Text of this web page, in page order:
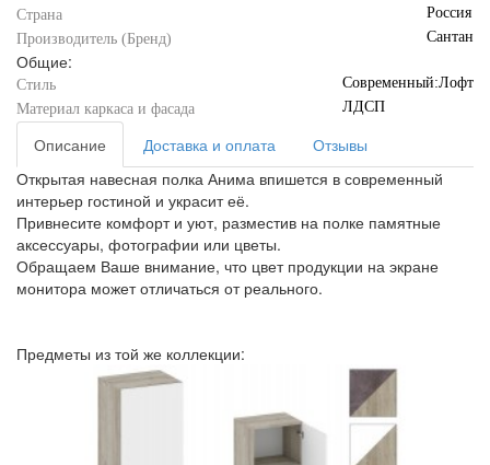
Страна
Россия
Производитель (Бренд)
Сантан
Общие:
Стиль
Современный:Лофт
Материал каркаса и фасада
ЛДСП
Описание Доставка и оплата
Отзывы
Открытая навесная полка Анима впишется в современный
интерьер гостиной и украсит её.
Привнесите комфорт и уют, разместив на полке памятные
аксессуары, фотографии или цветы.
Обращаем Ваше внимание, что цвет продукции на экране
монитора может отличаться от реального.
Предметы из той же коллекции: